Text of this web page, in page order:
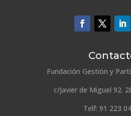
Fundación Gestión y
c/Javier de Miguel 92.
Telf: 91 223